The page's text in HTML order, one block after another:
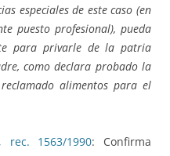
especiales de este caso (en
puesto profesional), pueda
para privarle de la patria
como declara probado la
alimentos para el
rec. 1563/1990: Confirma